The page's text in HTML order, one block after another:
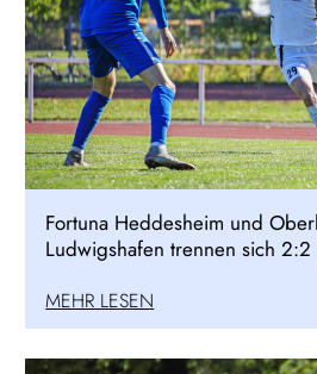
Fortuna Heddesheim und
Ludwigshafen trennen sich 2:2
MEHR LESEN